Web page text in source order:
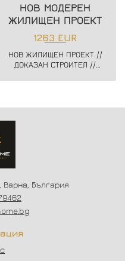
НОВ МОДЕРЕН
ЖИЛИЩЕН ПРОЕКТ
1263 EUR
НОВ ЖИЛИЩЕН ПРОЕКТ //
ДОКАЗАН СТРОИТЕЛ //
СТРОИТЕЛСТВО //
Варна, България